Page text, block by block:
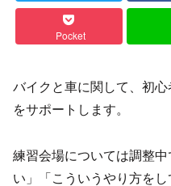
Pocket
バイクと車に関して、初
をサポートします。
練習会場については調整
い」「こういうやり方を